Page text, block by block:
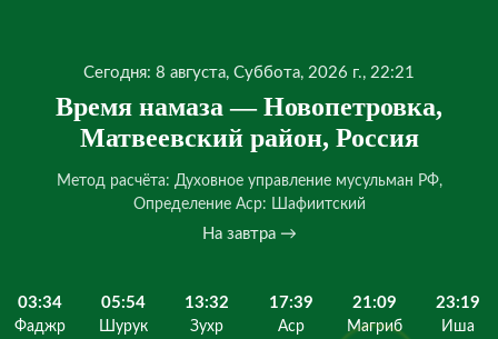
Сегодня: 8 августа, Суббота, 2026 г., 22:21
Время намаза — Новопетровка,
Матвеевский район, Россия
Метод расчёта: Духовное управление мусульман РФ,
Определение Аср: Шафиитский
На завтра →
03:34
Фаджр
05:54
Шурук
13:32
Зухр
17:39
Аср
21:09
Магриб
23:19
Иша